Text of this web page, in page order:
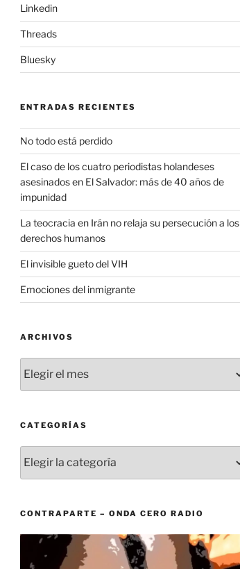
Linkedin
Threads
Bluesky
ENTRADAS RECIENTES
No todo está perdido
El caso de los cuatro periodistas holandeses
asesinados en El Salvador: más de 40 años de
impunidad
La teocracia en Irán no relaja su persecución a los
derechos humanos
El invisible gueto del VIH
Emociones del inmigrante
ARCHIVOS
CATEGORÍAS
CONTRAPARTE – ONDA CERO RADIO